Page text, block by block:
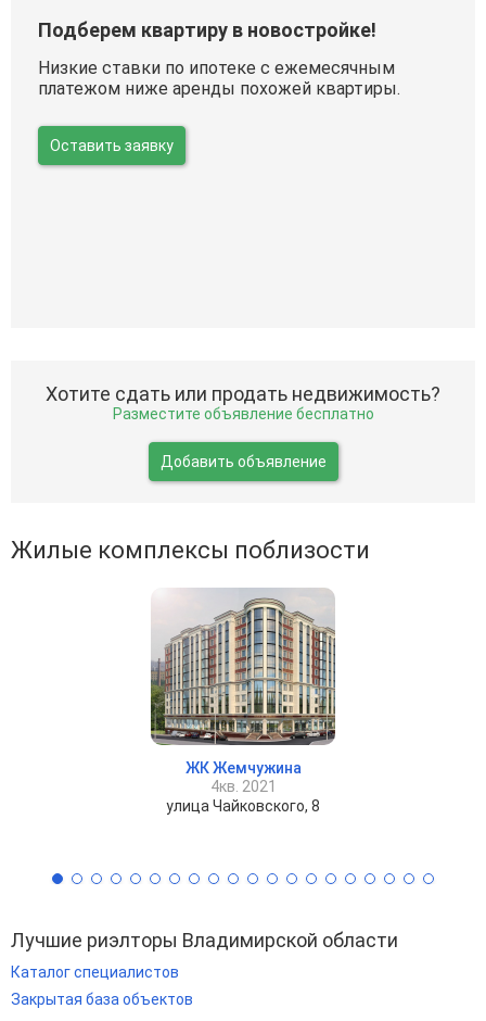
Подберем квартиру в новостройке!
Низкие ставки по ипотеке с ежемесячным
платежом ниже аренды похожей квартиры.
Оставить заявку
Хотите сдать или продать недвижимость?
Разместите объявление бесплатно
Добавить объявление
Жилые комплексы поблизости
ЖК Жемчужина
4кв. 2021
улица Чайковского, 8
Лучшие риэлторы Владимирской области
Каталог специалистов
Закрытая база объектов